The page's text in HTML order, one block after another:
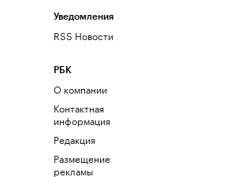
Уведомления
RSS Новости
РБК
О компании
Контактная
информация
Редакция
Размещение
рекламы